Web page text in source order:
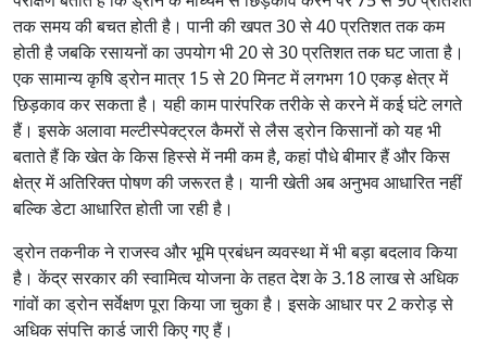
तक समय की बचत होती है। पानी की खपत 30 से 40 प्रतिशत तक कम
होती है जबकि रसायनों का उपयोग भी 20 से 30 प्रतिशत तक घट जाता है।
एक सामान्य कृषि ड्रोन मात्र 15 से 20 मिनट में लगभग 10 एकड़ क्षेत्र में
छिड़काव कर सकता है। यही काम पारंपरिक तरीके से करने में कई घंटे लगते
हैं। इसके अलावा मल्टीस्पेक्ट्रल कैमरों से लैस ड्रोन किसानों को यह भी
बताते हैं कि खेत के किस हिस्से में नमी कम है, कहां पौधे बीमार हैं और किस
क्षेत्र में अतिरिक्त पोषण की जरूरत है। यानी खेती अब अनुभव आधारित नहीं
बल्कि डेटा आधारित होती जा रही है।
ड्रोन तकनीक ने राजस्व और भूमि प्रबंधन व्यवस्था में भी बड़ा बदलाव किया
है। केंद्र सरकार की स्वामित्व योजना के तहत देश के 3.18 लाख से अधिक
गांवों का ड्रोन सर्वेक्षण पूरा किया जा चुका है। इसके आधार पर 2 करोड़ से
अधिक संपत्ति कार्ड जारी किए गए हैं।